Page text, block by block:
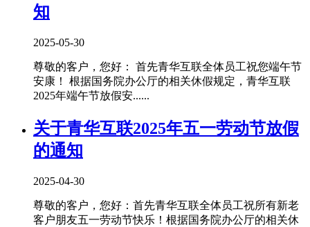
知
2025-05-30
尊敬的客户，您好： 首先青华互联全体员工祝您端午节
安康！ 根据国务院办公厅的相关休假规定，青华互联
2025年端午节放假安......
关于青华互联2025年五一劳动节放假
的通知
2025-04-30
尊敬的客户，您好：首先青华互联全体员工祝所有新老
客户朋友五一劳动节快乐！根据国务院办公厅的相关休